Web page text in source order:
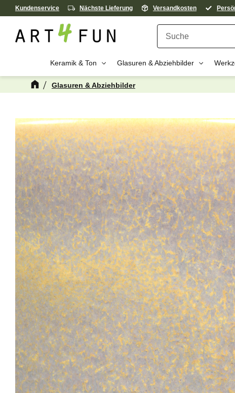
Kundenservice Nächste Lieferung Versandkosten
Keramik & Ton Glasuren & Abziehbilder
Glasuren & Abziehbilder
Kanske någon